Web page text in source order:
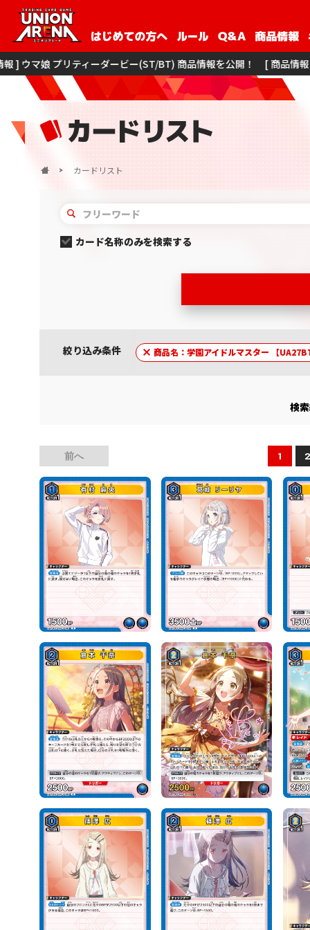
ィーダービー(ST/BT) 商品情報を公開！ [ 商品情報 ] 僕のヒーローア
カードリスト
カード名称のみを検索する
絞り込み条件 商品名：学園アイドルマスター 【
検
前へ 1 2